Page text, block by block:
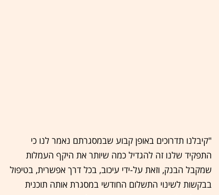
"קיבלנו תדרוכים באופן קבוע שבמסגרתם נאמר לנו כי
התפקיד שלנו זה להגדיל כמה שיותר את היקף העמלות
שמקבל הבנק, וזאת על-ידי עיכוב, בכל דרך אפשרית, בטיפול
בבקשות לשינוי התשלום החודשי במסגרת אותה תוכנית